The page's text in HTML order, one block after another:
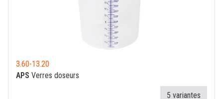
3.60-13.20
APS Verres doseurs
5 variantes